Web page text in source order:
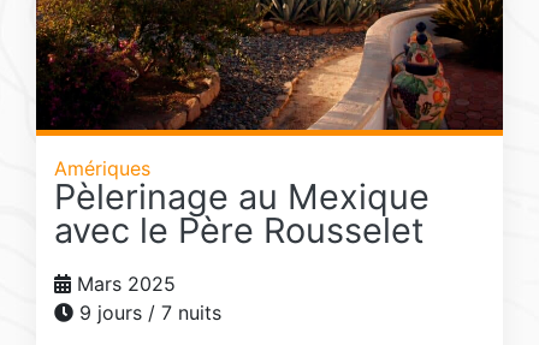
Amériques
Pèlerinage au Mexique
avec le Père Rousselet
Mars 2025
9 jours / 7 nuits